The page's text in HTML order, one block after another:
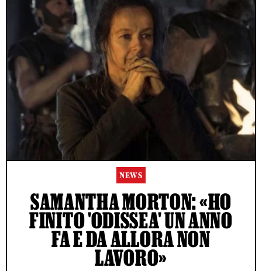
NEWS
SAMANTHA MORTON: «HO
FINITO 'ODISSEA' UN ANNO
FA E DA ALLORA NON
LAVORO»